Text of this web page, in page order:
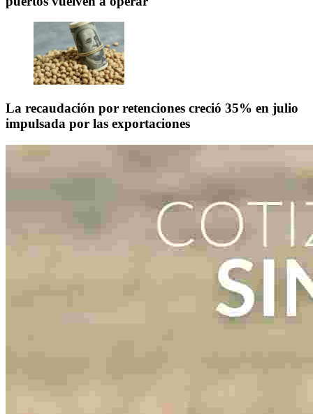
La recaudación por retenciones creció 35% en julio
impulsada por las exportaciones